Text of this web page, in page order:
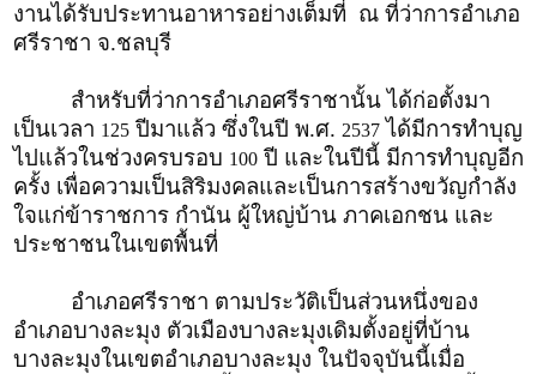
งานได้รับประทานอาหารอย่างเต็มที่ ณ ที่ว่าการอำเภอ
ศรีราชา จ.ชลบุรี
สำหรับที่ว่าการอำเภอศรีราชานั้น ได้ก่อตั้งมา
เป็นเวลา 125 ปีมาแล้ว ซึ่งในปี พ.ศ. 2537 ได้มีการทำบุญ
ไปแล้วในช่วงครบรอบ 100 ปี และในปีนี้ มีการทำบุญอีก
ครั้ง เพื่อความเป็นสิริมงคลและเป็นการสร้างขวัญกำลัง
ใจแก่ข้าราชการ กำนัน ผู้ใหญ่บ้าน ภาคเอกชน และ
ประชาชนในเขตพื้นที่
อำเภอศรีราชา ตามประวัติเป็นส่วนหนึ่งของ
อำเภอบางละมุง ตัวเมืองบางละมุงเดิมตั้งอยู่ที่บ้าน
บางละมุงในเขตอำเภอบางละมุง ในปัจจุบันนี้เมื่อ